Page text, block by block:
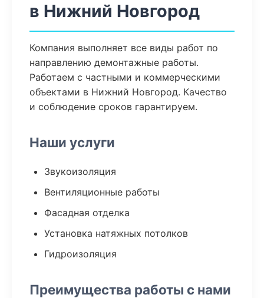
в Нижний Новгород
Компания выполняет все виды работ по
направлению демонтажные работы.
Работаем с частными и коммерческими
объектами в Нижний Новгород. Качество
и соблюдение сроков гарантируем.
Наши услуги
Звукоизоляция
Вентиляционные работы
Фасадная отделка
Установка натяжных потолков
Гидроизоляция
Преимущества работы с нами